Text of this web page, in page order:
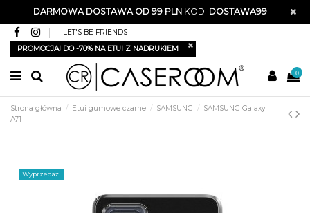
DARMOWA DOSTAWA OD 99 PLNKOD: DOSTAWA99
LET'S BE FRIENDS
PROMOCJA! DO -70% NA ETUI Z NADRUKIEM
0
Strona główna Etui gumowe czarne SAMSUNG
SAMSUNG Galaxy
A71
Wyprzedaż!